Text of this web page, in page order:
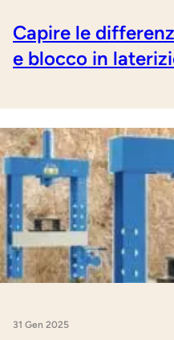
Capire le
e blocco in
31 Gen 2025